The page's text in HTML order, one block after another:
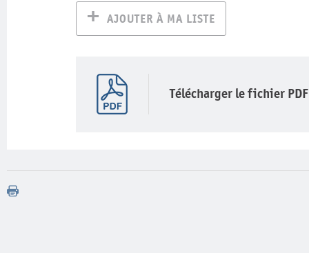
AJOUTER À MA LISTE
Télécharger le fichier PDF